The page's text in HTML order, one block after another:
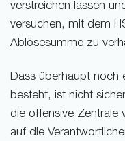
verstreichen lassen
versuchen, mit dem
Ablösesumme zu
Dass überhaupt noch
besteht, ist nicht
die offensive Zentrale
auf die